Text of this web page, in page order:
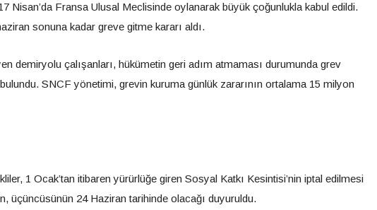
Nisan’da Fransa Ulusal Meclisinde oylanarak büyük çoğunlukla kabul edildi.
sonuna kadar greve gitme kararı aldı.
demiryolu çalışanları, hükümetin geri adım atmaması durumunda grev
SNCF yönetimi, grevin kuruma günlük zararının ortalama 15 milyon
1 Ocak’tan itibaren yürürlüğe giren Sosyal Katkı Kesintisi’nin iptal edilmesi
üçüncüsünün 24 Haziran tarihinde olacağı duyuruldu.